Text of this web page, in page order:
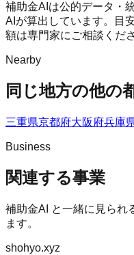
補助金AIは公的データ・
AIが算出しています。目
額は専門家にご相談くださ
Nearby
同じ地方の他の
三重県京都府大阪府兵庫
Business
関連する事業
補助金AI
と一緒に見られ
ます。
shohyo.xyz